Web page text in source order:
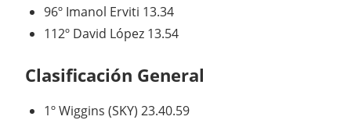
96º Imanol Erviti 13.34
112º David López 13.54
Clasificación General
1ºWiggins (SKY) 23.40.59